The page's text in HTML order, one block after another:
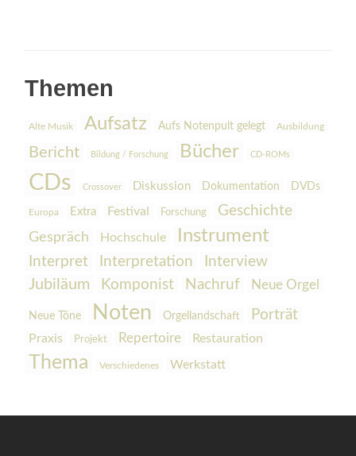
Themen
Alte Musik Aufsatz Aufs Notenpult gelegt Ausbildung
Bericht Bildung / Forschung Bücher CD-ROMs
CDs Crossover Diskussion Dokumentation DVDs
Europa Extra Festival Forschung Geschichte
Gespräch Hochschule Instrument
Interpret Interpretation
Interview
Jubiläum
Komponist Nachruf Neue Orgel
Neue Töne Noten Orgellandschaft Porträt
Praxis Projekt Repertoire Restauration
Thema Verschiedenes Werkstatt